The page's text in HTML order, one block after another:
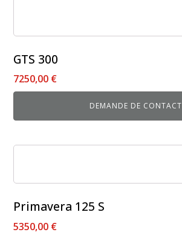
GTS 300
7250,00 €
DEMANDE DE CONTACT
a
variations.
Les
options
page
du
Primavera 125 S
5350,00 €
a
variations.
Les